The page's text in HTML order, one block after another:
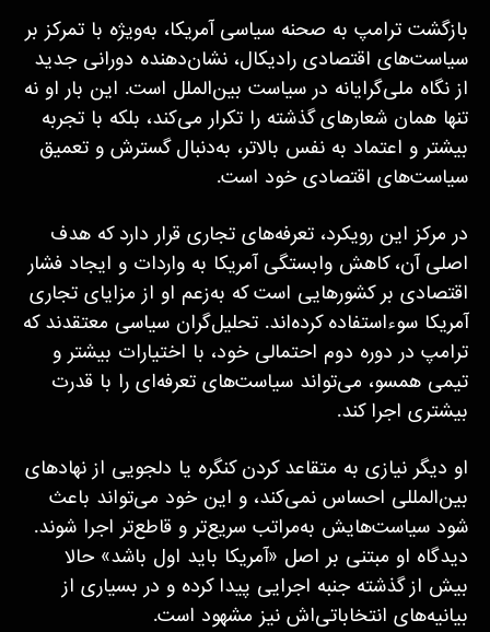
بازگشت ترامپ به صحنه سیاسی آمریکا، به‌ویژه با تمرکز بر
سیاست‌های اقتصادی رادیکال، نشان‌دهنده دورانی جدید
از نگاه ملی‌گرایانه در سیاست بین‌الملل است. این بار او نه
تنها همان شعارهای گذشته را تکرار می‌کند، بلکه با تجربه
بیشتر و اعتماد به نفس بالاتر، به‌دنبال گسترش و تعمیق
سیاست‌های اقتصادی خود است.
در مرکز این رویکرد، تعرفه‌های تجاری قرار دارد که هدف
اصلی آن، کاهش وابستگی آمریکا به واردات و ایجاد فشار
اقتصادی بر کشورهایی است که به‌زعم او از مزایای تجاری
آمریکا سوءاستفاده کرده‌اند. تحلیل‌گران سیاسی معتقدند که
ترامپ در دوره دوم احتمالی خود، با اختیارات بیشتر و
تیمی همسو، می‌تواند سیاست‌های تعرفه‌ای را با قدرت
بیشتری اجرا کند.
او دیگر نیازی به متقاعد کردن کنگره یا دلجویی از نهادهای
بین‌المللی احساس نمی‌کند، و این خود می‌تواند باعث
شود سیاست‌هایش به‌مراتب سریع‌تر و قاطع‌تر اجرا شوند.
دیدگاه او مبتنی بر اصل «آمریکا باید اول باشد» حالا
بیش از گذشته جنبه اجرایی پیدا کرده و در بسیاری از
بیانیه‌های انتخاباتی‌اش نیز مشهود است.